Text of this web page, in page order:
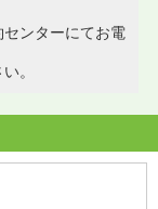
ンターにてお電
。